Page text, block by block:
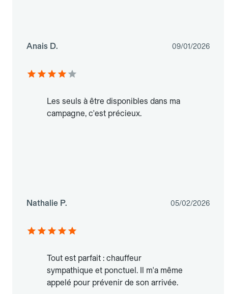
Anais D. 09/01/2026
Les seuls à être disponibles dans ma
campagne, c'est précieux.
Nathalie P. 05/02/2026
Tout est parfait : chauffeur
sympathique et ponctuel. Il m'a même
appelé pour prévenir de son arrivée.